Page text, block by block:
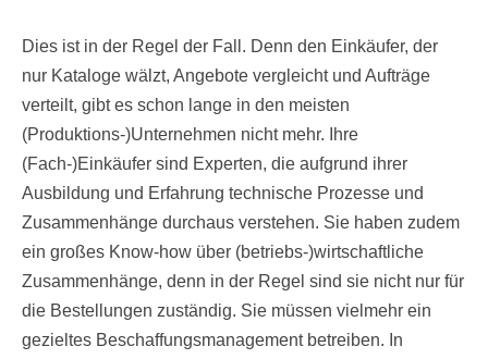
Dies ist in der Regel der Fall. Denn den Einkäufer, der
nur Kataloge wälzt, Angebote vergleicht und Aufträge
verteilt, gibt es schon lange in den meisten
(Produktions-)Unternehmen nicht mehr. Ihre
(Fach-)Einkäufer sind Experten, die aufgrund ihrer
Ausbildung und Erfahrung technische Prozesse und
Zusammenhänge durchaus verstehen. Sie haben zudem
ein großes Know-how über (betriebs-)wirtschaftliche
Zusammenhänge, denn in der Regel sind sie nicht nur für
die Bestellungen zuständig. Sie müssen vielmehr ein
gezieltes Beschaffungsmanagement betreiben. In